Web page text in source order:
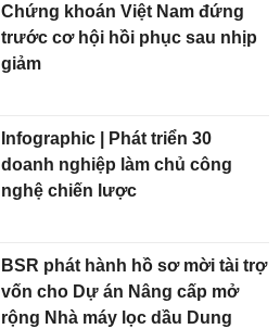
Chứng khoán Việt Nam đứng
trước cơ hội hồi phục sau nhịp
giảm
Infographic | Phát triển 30
doanh nghiệp làm chủ công
nghệ chiến lược
BSR phát hành hồ sơ mời tài trợ
vốn cho Dự án Nâng cấp mở
rộng Nhà máy lọc dầu Dung